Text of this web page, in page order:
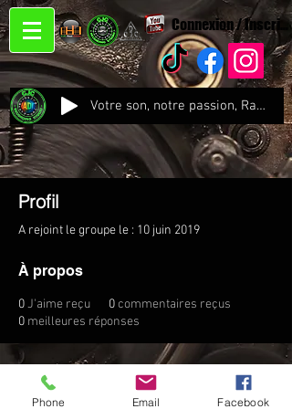
Connexion /
Votre son, notre passion, Radio CJC Recording Studio , là où chaque note prend vie !
Profil
A rejoint le groupe le : 10 juin 2019
À propos
0J'aime reçu 0commentaires reçus
0 meilleures réponses
Phone Email Facebook